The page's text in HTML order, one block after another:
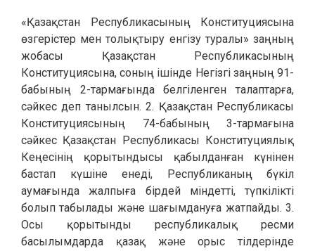
«Қазақстан Республикасының Конституциясына
өзгерістер мен толықтыру енгізу туралы» заңның
жобасы Қазақстан Республикасының
Конституциясына, соның ішінде Негізгі заңның 91-
бабының 2-тармағында белгіленген талаптарға,
сәйкес деп танылсын. 2. Қазақстан Республикасы
Конституциясының 74-бабының 3-тармағына
сәйкес Қазақстан Республикасы Конституциялық
Кеңесінің қорытындысы қабылданған күнінен
бастап күшіне енеді, Республиканың бүкіл
аумағында жалпыға бірдей міндетті, түпкілікті
болып табылады және шағымдануға жатпайды. 3.
Осы қорытынды республикалық ресми
басылымдарда қазақ және орыс тілдерінде